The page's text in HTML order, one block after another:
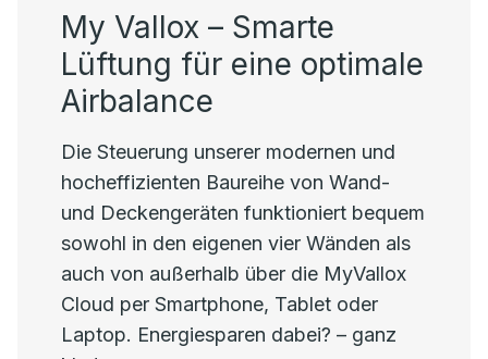
My Vallox – Smarte
Lüftung für eine optimale
Airbalance
Die Steuerung unserer modernen und
hocheffizienten Baureihe von Wand-
und Deckengeräten funktioniert bequem
sowohl in den eigenen vier Wänden als
auch von außerhalb über die MyVallox
Cloud per Smartphone, Tablet oder
Laptop. Energiesparen dabei? – ganz